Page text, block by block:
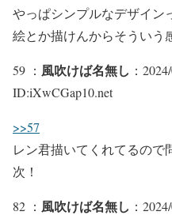
やっぱシンプルなデザイン
絵とか描けんからそういう
59 ： 風吹けば名無し ：
ID:iXwCGap10.net
>>57
レン君描いてくれてるので
次！
82 ： 風吹けば名無し ：